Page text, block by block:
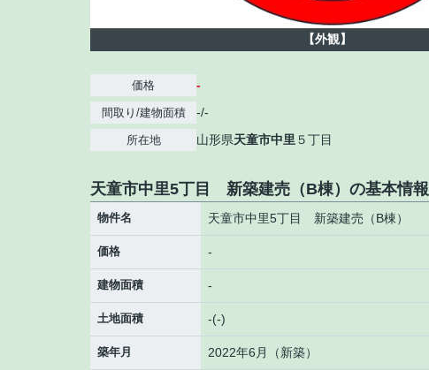
【外観】
価格 -
間取り/建物面積 -/-
所在地 山形県天童市中里 ５丁目
天童市中里5丁目 新築建売（B棟）の基本情報
物件名 天童市中里5丁目 新築建売（B棟）
価格 -
建物面積 -
土地面積 -(-)
築年月 2022年6月（新築）